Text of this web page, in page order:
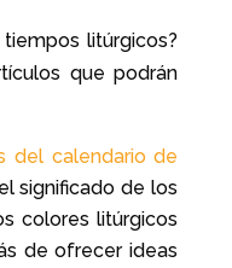
litúrgicos?
que podrán
del calendario de
significado de los
colores litúrgicos
de ofrecer ideas